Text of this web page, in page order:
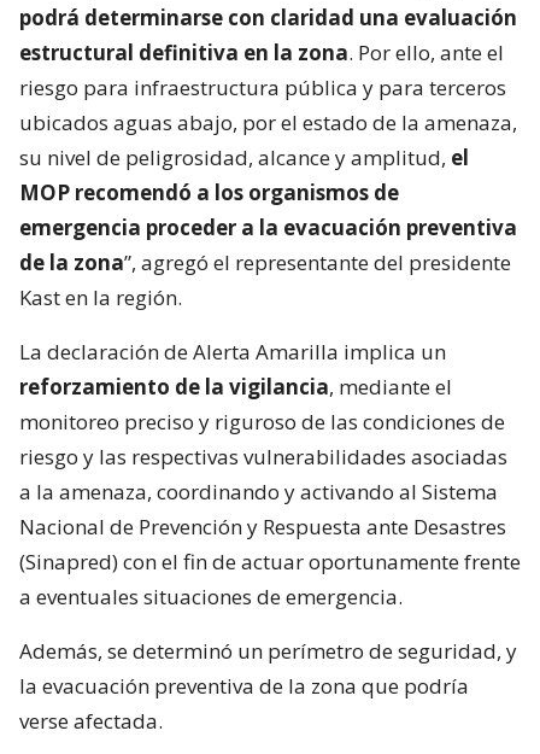
podrá determinarse con claridad una evaluación
estructural definitiva en la zona. Por ello, ante el
riesgo para infraestructura pública y para terceros
ubicados aguas abajo, por el estado de la amenaza,
su nivel de peligrosidad, alcance y amplitud, el
MOP recomendó a los organismos de
emergencia proceder a la evacuación preventiva
de la zona”, agregó el representante del presidente
Kast en la región.
La declaración de Alerta Amarilla implica un
reforzamiento de la vigilancia, mediante el
monitoreo preciso y riguroso de las condiciones de
riesgo y las respectivas vulnerabilidades asociadas
a la amenaza, coordinando y activando al Sistema
Nacional de Prevención y Respuesta ante Desastres
(Sinapred) con el fin de actuar oportunamente frente
a eventuales situaciones de emergencia.
Además, se determinó un perímetro de seguridad, y
la evacuación preventiva de la zona que podría
verse afectada.